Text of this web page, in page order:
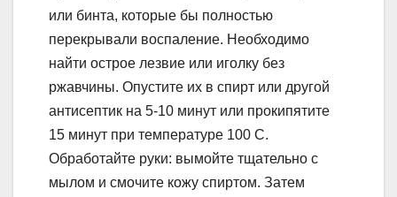
или бинта, которые бы полностью
перекрывали воспаление. Необходимо
найти острое лезвие или иголку без
ржавчины. Опустите их в спирт или другой
антисептик на 5-10 минут или прокипятите
15 минут при температуре 100 С.
Обработайте руки: вымойте тщательно с
мылом и смочите кожу спиртом. Затем